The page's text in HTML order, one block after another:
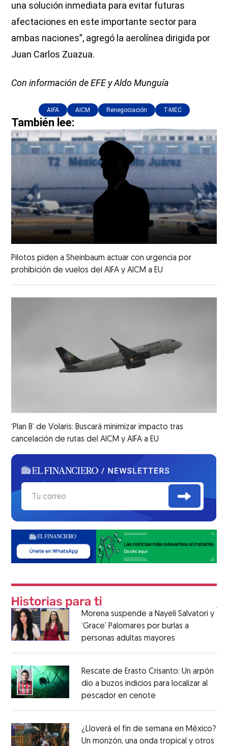
una solución inmediata para evitar futuras
afectaciones en este importante sector para
ambas naciones”, agregó la aerolínea dirigida por
Juan Carlos Zuazua.
Con información de EFE y Aldo Munguía
AIFA AICM Renegociación T-MEC
También lee:
Pilotos piden a Sheinbaum actuar con urgencia por
prohibición de vuelos del AIFA y AICM a EU
‘Plan B’ de Volaris: Buscará minimizar impacto tras
cancelación de rutas del AICM y AIFA a EU
Morena suspende a Nayeli Salvatori y
‘Grace’ Palomares por burlas a
personas adultas mayores
Rescate de Erasto Crisanto: Un arpón
dio a buzos indicios para localizar al
pescador en cenote
¿Lloverá el fin de semana en México?
Un monzón, una onda tropical y otros